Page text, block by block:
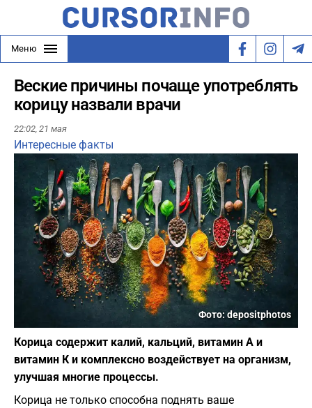
Меню
Веские причины почаще употреблять
корицу назвали врачи
22:02, 21 мая
Интересные факты
Фото: depositphotos
Корица содержит калий, кальций, витамин А и
витамин К и комплексно воздействует на организм,
улучшая многие процессы.
Корица не только способна поднять ваше